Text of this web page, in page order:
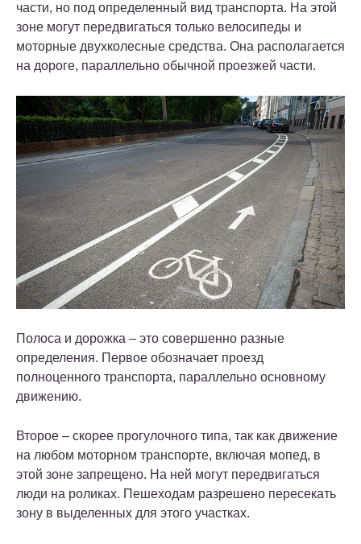
части, но под определенный вид транспорта. На этой
зоне могут передвигаться только велосипеды и
моторные двухколесные средства. Она располагается
на дороге, параллельно обычной проезжей части.
Полоса и дорожка – это совершенно разные
определения. Первое обозначает проезд
полноценного транспорта, параллельно основному
движению.
Второе – скорее прогулочного типа, так как движение
на любом моторном транспорте, включая мопед, в
этой зоне запрещено. На ней могут передвигаться
люди на роликах. Пешеходам разрешено пересекать
зону в выделенных для этого участках.